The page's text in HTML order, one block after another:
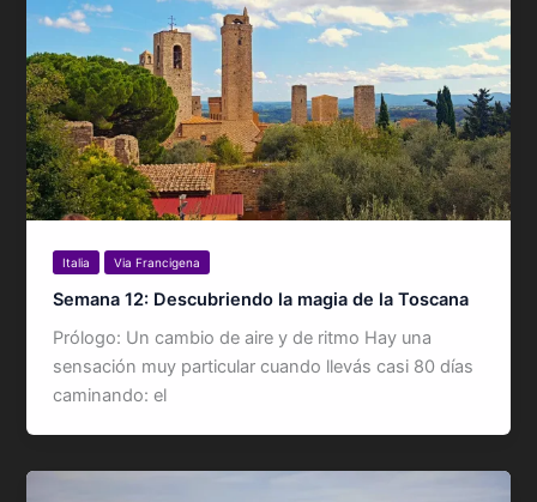
Italia Via Francigena
Semana 12: Descubriendo la magia de la Toscana
Prólogo: Un cambio de aire y de ritmo Hay una
sensación muy particular cuando llevás casi 80 días
caminando: el